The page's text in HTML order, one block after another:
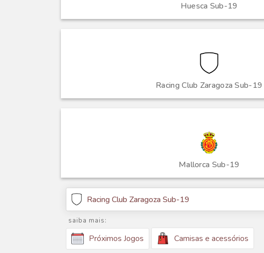
Huesca Sub-19
Racing Club Zaragoza Sub-19
Mallorca Sub-19
Racing Club Zaragoza Sub-19
saiba mais:
Próximos Jogos Camisas e acessórios